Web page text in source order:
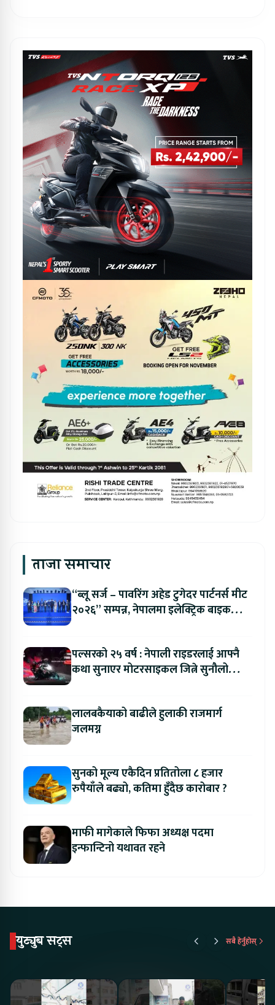
ताजा समाचार
“ब्लू सर्ज – पावरिंग अहेड टुगेदर पार्टनर्स मीट
२०२६” सम्पन्न, नेपालमा इलेक्ट्रिक बाइक
पल्सरको २५ वर्ष : नेपाली राइडरलाई आफ्नै
कथा सुनाएर मोटरसाइकल जित्ने सुनौलो
लालबकैयाको बाढीले हुलाकी राजमार्ग
जलमग्न
सुनको मूल्य एकैदिन प्रतितोला ८ हजार
रुपैयाँले बढ्यो, कतिमा हुँदैछ कारोबार ?
माफी मागेकाले फिफा अध्यक्ष पदमा
इन्फान्टिनो यथावत रहने
युट्युब सट्स सबै हेर्नुहोस्